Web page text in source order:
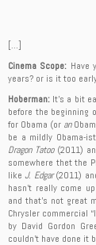
[…]
Cinema Scope: Have
years? or is it too
Hoberman: It’s a bit
before the beginning
for Obama (or an
be a mildly Obama-
Dragon Tatoo(2011)
somewhere thet the
likeJ. Edgar(2011)
hasn’t really come
and that’s not great
Chrysler commercial
by David Gordon
couldn’t have done it